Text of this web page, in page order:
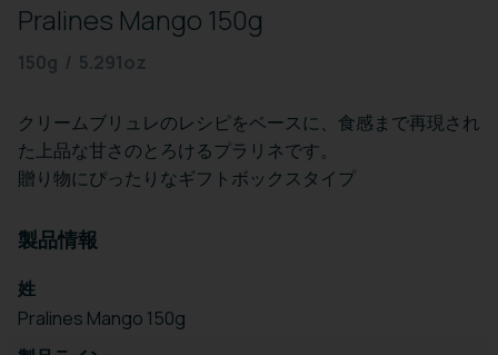
Pralines Mango 150g
150g / 5.291oz
クリームブリュレのレシピをベースに、食感まで再現され
た上品な甘さのとろけるプラリネです。
贈り物にぴったりなギフトボックスタイプ
製品情報
姓
Pralines Mango 150g